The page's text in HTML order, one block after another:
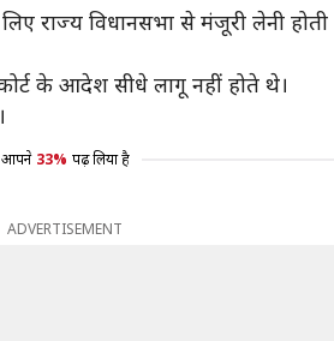
राज्य विधानसभा से मंजूरी लेनी होती
कोर्ट के आदेश सीधे लागू नहीं होते थे।
आपने 33% पढ़ लिया है
ADVERTISEMENT